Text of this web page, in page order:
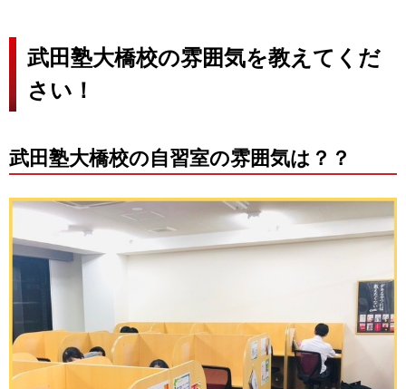
武田塾大橋校の雰囲気を教えてくだ
さい！
武田塾大橋校の自習室の雰囲気は？？